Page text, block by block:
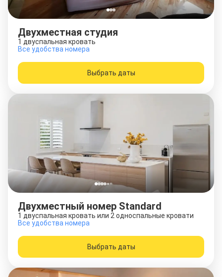
Двухместная студия
1 двуспальная кровать
Все удобства номера
Выбрать даты
Двухместный номер Standard
1 двуспальная кровать или 2 односпальные кровати
Все удобства номера
Выбрать даты